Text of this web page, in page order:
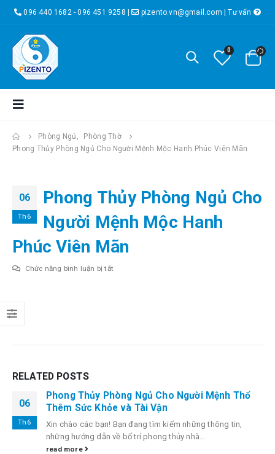
096 440 1682 - 096 451 9258 | pizento.vn@gmail.com |Tư vấn
0
Phòng Ngủ ,
Phòng Thờ
Phong Thủy Phòng Ngủ Cho Người Mệnh Mộc Hanh Phúc Viên Mãn
06
Th6
Phong Thủy Phòng Ngủ Cho
Người Mệnh Mộc Hanh
Phúc Viên Mãn
Chức năng bình luận bị tắt
Phúc
Viên
RELATED POSTS
06
Th6
Phong Thủy Phòng Ngủ Cho Người Mệnh Thổ
Thêm Sức Khỏe và Tài Vận
Xin chào các bạn! Bạn đang tìm kiếm những thông tin,
những hướng dẫn về bố trí phong thủy nhà...
read more